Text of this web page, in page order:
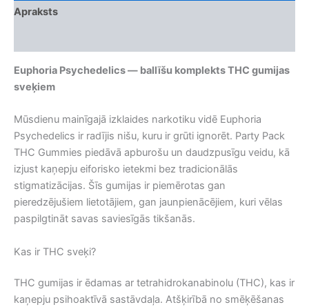
Apraksts
Euphoria Psychedelics — ballīšu komplekts THC gumijas
sveķiem
Mūsdienu mainīgajā izklaides narkotiku vidē Euphoria
Psychedelics ir radījis nišu, kuru ir grūti ignorēt. Party Pack
THC Gummies piedāvā apburošu un daudzpusīgu veidu, kā
izjust kaņepju eiforisko ietekmi bez tradicionālās
stigmatizācijas. Šīs gumijas ir piemērotas gan
pieredzējušiem lietotājiem, gan jaunpienācējiem, kuri vēlas
paspilgtināt savas saviesīgās tikšanās.
Kas ir THC sveķi?
THC gumijas ir ēdamas ar tetrahidrokanabinolu (THC), kas ir
kaņepju psihoaktīvā sastāvdaļa. Atšķirībā no smēķēšanas